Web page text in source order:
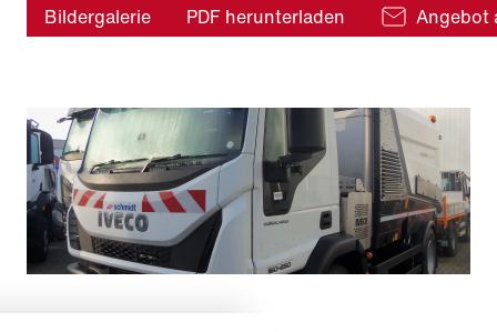
Bildergalerie PDF herunterladen Angebot